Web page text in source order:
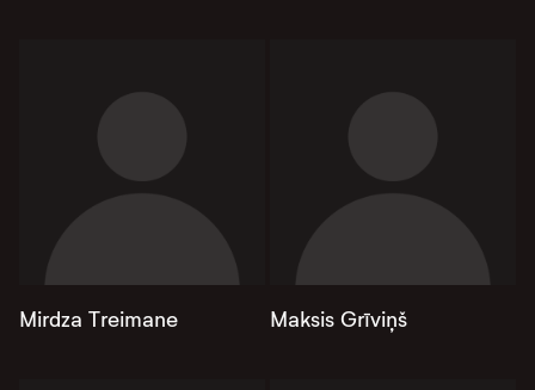
Mirdza Treimane Maksis Grīviņš